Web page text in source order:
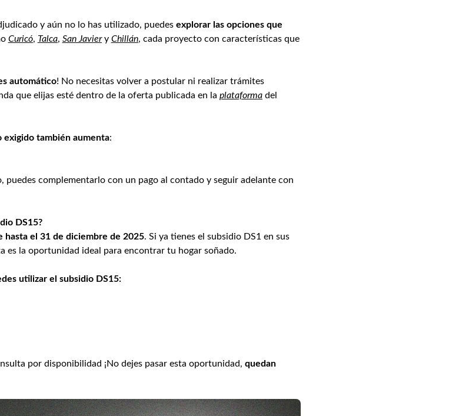
y aún no lo has utilizado, puedes explorar las opciones que
Curicó, Talca, San Javiery Chillán, cada proyecto con características que
automático! No necesitas volver a postular ni realizar trámites
que elijas esté dentro de la oferta publicada en la plataformadel
exigido también aumenta:
puedes complementarlo con un pago al contado y seguir adelante con
DS15?
hasta el 31 de diciembre de 2025. Si ya tienes el subsidio DS1 en sus
es la oportunidad ideal para encontrar tu hogar soñado.
utilizar el subsidio DS15:
por disponibilidad ¡No dejes pasar esta oportunidad, quedan